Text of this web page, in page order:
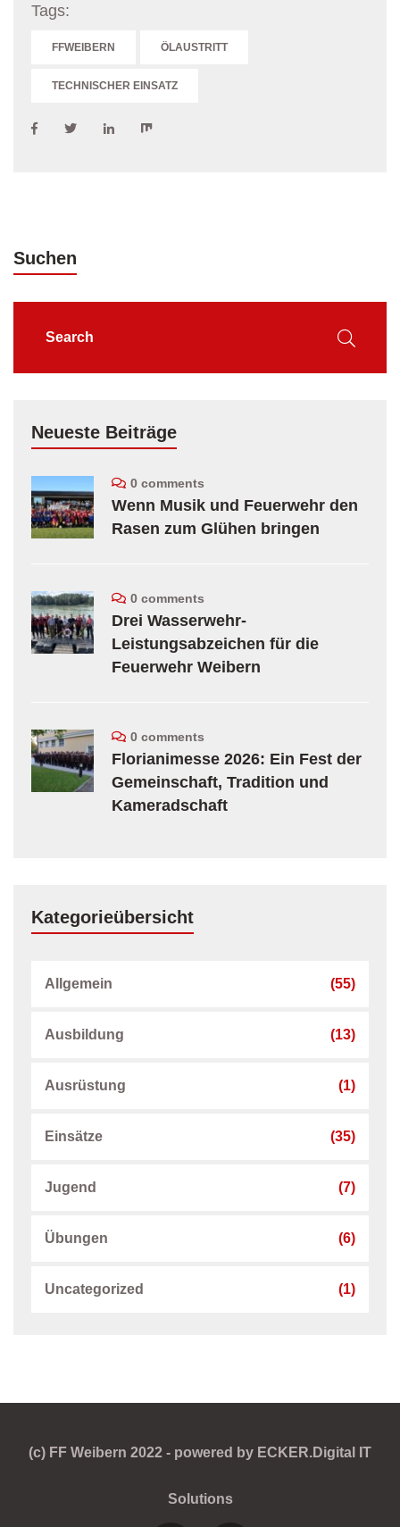
Tags:
FFWEIBERN ÖLAUSTRITT
TECHNISCHER EINSATZ
Suchen
Neueste Beiträge
0 comments
Wenn Musik und Feuerwehr den
Rasen zum Glühen bringen
0 comments
Drei Wasserwehr-
Leistungsabzeichen für die
Feuerwehr Weibern
0 comments
Florianimesse 2026: Ein Fest der
Gemeinschaft, Tradition und
Kameradschaft
Kategorieübersicht
Allgemein (55)
Ausbildung (13)
Ausrüstung (1)
Einsätze (35)
Jugend (7)
Übungen (6)
Uncategorized (1)
(c) FF Weibern 2022 - powered by ECKER.Digital IT
Solutions